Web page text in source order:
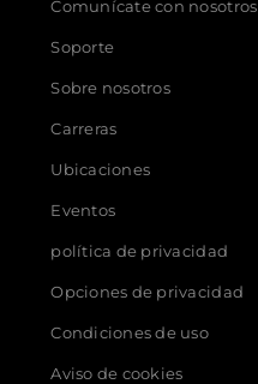
Comunícate con nosotros
Soporte
Sobre nosotros
Carreras
Ubicaciones
Eventos
política de privacidad
Opciones de privacidad
Condiciones de uso
Aviso de cookies